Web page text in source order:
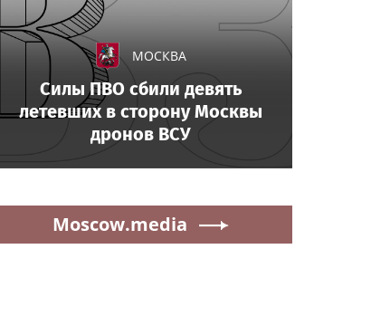
МОСКВА
Силы ПВО сбили девять
летевших в сторону Москвы
дронов ВСУ
Moscow.media